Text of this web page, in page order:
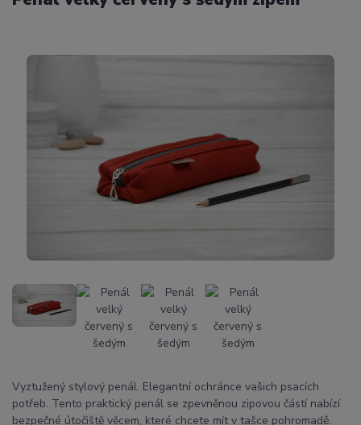
Vyztužený stylový penál. Elegantní ochránce vašich psacích
potřeb. Tento praktický penál se zpevněnou zipovou částí nabízí
bezpečné útočiště věcem, které chcete mít v tašce pohromadě.